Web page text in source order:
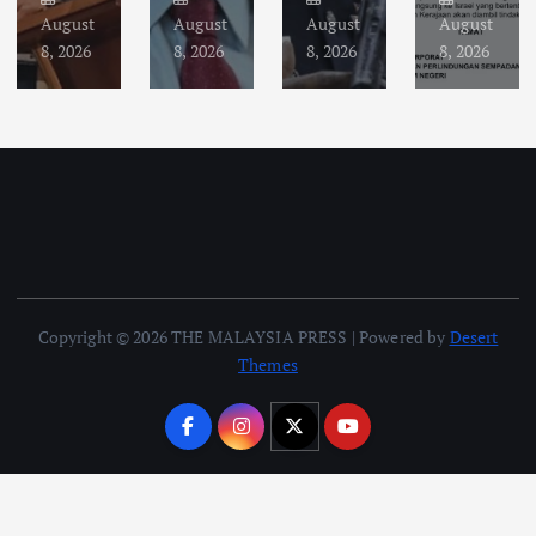
August
8, 2026
August
8, 2026
August
8, 2026
August
8, 2026
Copyright © 2026 THE MALAYSIA PRESS | Powered by Desert
Themes